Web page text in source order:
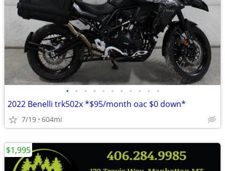
• • • • • • • • • • •
2022 Benelli trk502x *$95/month oac $0 down*
7/19 604mi
$1,995